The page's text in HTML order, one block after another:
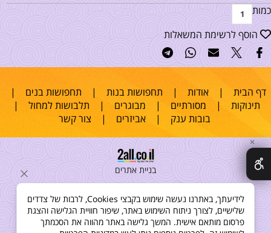
כמות
הוסף לרשימת המשאלות
דף הבית |אודות | תחפושות בנות | תחפושות בנים |
תינוקות | מסורתיים | מבוגרים | תלבושות למחול |
בובות ענק |אביזרים | צור קשר
בניית אתרים
✕
לידיעתך, באתרנו נעשה שימוש בקבצי Cookies, לרבות של צדדים
שלישיים, לצורך ניתוח השימוש באתר, שיפור חוויית הגלישה והצגת
פרסום מותאם אישית. המשך גלישה באתר מהווה את הסכמתך